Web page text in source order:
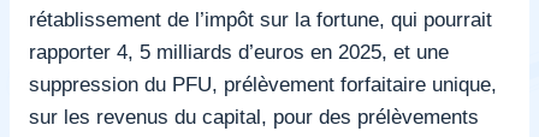
rétablissement de l’impôt sur la fortune, qui pourrait
rapporter 4, 5 milliards d’euros en 2025, et une
suppression du PFU, prélèvement forfaitaire unique,
sur les revenus du capital, pour des prélèvements